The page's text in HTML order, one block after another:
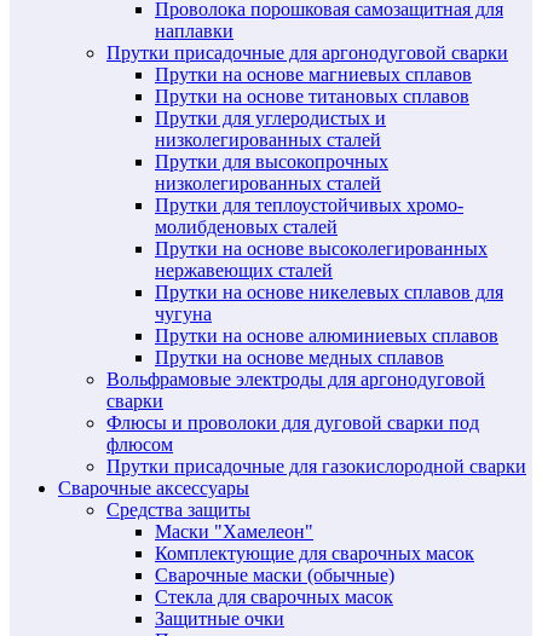
Проволока порошковая самозащитная для
наплавки
Прутки присадочные для аргонодуговой сварки
Прутки на основе магниевых сплавов
Прутки на основе титановых сплавов
Прутки для углеродистых и
низколегированных сталей
Прутки для высокопрочных
низколегированных сталей
Прутки для теплоустойчивых хромо-
молибденовых сталей
Прутки на основе высоколегированных
нержавеющих сталей
Прутки на основе никелевых сплавов для
чугуна
Прутки на основе алюминиевых сплавов
Прутки на основе медных сплавов
Вольфрамовые электроды для аргонодуговой
сварки
Флюсы и проволоки для дуговой сварки под
флюсом
Прутки присадочные для газокислородной сварки
Сварочные аксессуары
Средства защиты
Маски "Хамелеон"
Комплектующие для сварочных масок
Сварочные маски (обычные)
Стекла для сварочных масок
Защитные очки